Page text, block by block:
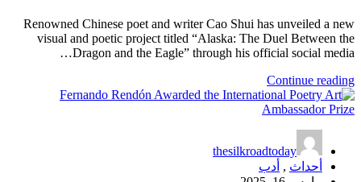
Renowned Chinese poet and writer Cao Shui has unveiled a new
visual and poetic project titled “Alaska: The Duel Between the
Dragon and the Eagle” through his official social media…
Continue reading
thesilkroadtoday
أحداث , أدب